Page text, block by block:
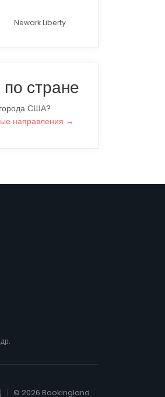
Newark Liberty
стране
США?
направления →
© 2026 Bookingland